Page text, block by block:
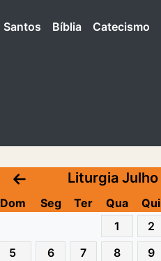
Santos Bíblia Catecismo
Liturgia Julho
Dom Seg Ter Qua Qui
1
2
5
6 7 8 9